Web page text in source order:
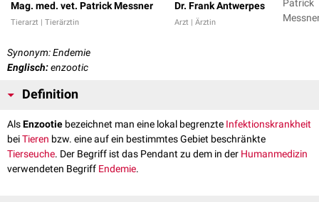
Mag. med. vet. Patrick Messner
Tierarzt | Tierärztin
Dr. Frank Antwerpes
Arzt | Ärztin
Patrick
Synonym: Endemie
Englisch:enzootic
Definition
AlsEnzootie bezeichnet man eine lokal begrenzte Infektionskrankheit
beiTieren bzw. eine auf ein bestimmtes Gebiet beschränkte
Tierseuche. Der Begriff ist das Pendant zu dem in der Humanmedizin
verwendeten Begriff Endemie.